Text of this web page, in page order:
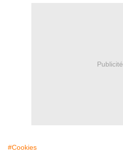
Publicité
#Cookies